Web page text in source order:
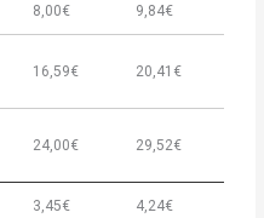
8,00€ 9,84€
16,59€ 20,41€
24,00€ 29,52€
3,45€ 4,24€